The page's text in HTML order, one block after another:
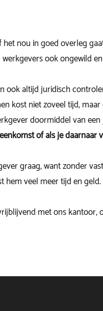
nou in goed overleg
ook ongewild
ook altijd juridisch
kost niet zoveel tijd,
doormiddel van
of als je daarnaar
graag, want zonder
hem veel meer tijd en geld.
met ons kantoor,